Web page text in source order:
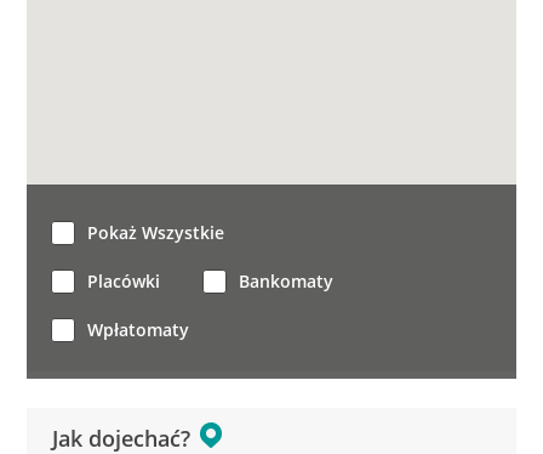
Jak dojechać?
Pokaż Wszystkie
Placówki Bankomaty
Wpłatomaty